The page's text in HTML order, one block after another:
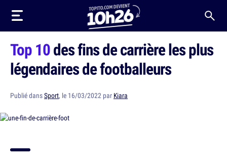
Top 10des fins de carrière les plus
légendaires de footballeurs
Publié dansSport, le 16/03/2022 par Kiara